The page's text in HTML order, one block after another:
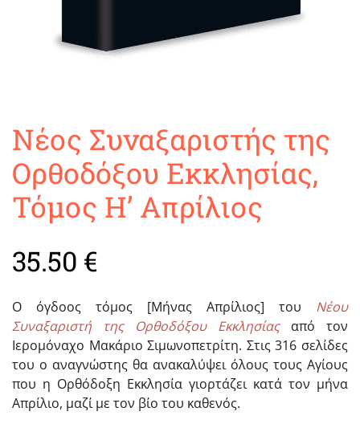
Νέος Συναξαριστής της
Ορθοδόξου Εκκλησίας,
Τόμος Η’ Απρίλιος
35.50 €
Ο όγδοος τόμος [Μήνας Απρίλιος] του Νέου
Συναξαριστή της Ορθοδόξου Εκκλησίας από τον
Ιερομόναχο Μακάριο Σιμωνοπετρίτη. Στις 316 σελίδες
του ο αναγνώστης θα ανακαλύψει όλους τους Αγίους
που η Ορθόδοξη Εκκλησία γιορτάζει κατά τον μήνα
Απρίλιο, μαζί με τον βίο του καθενός.